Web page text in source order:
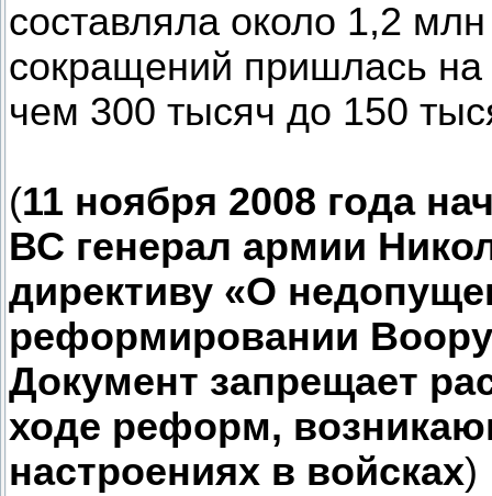
составляла около 1,2
сокращений пришлась
чем 300 тысяч до 150
(11 ноября 2008 года
ВС генерал армии
директиву «О
реформировании
Документ запрещает
ходе реформ,
настроениях в войсках)